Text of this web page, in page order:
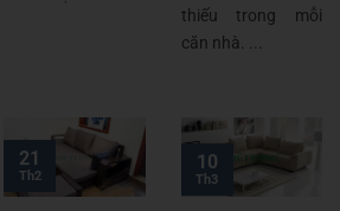
thiếu trong mỗi
căn nhà. ...
21
Th2
10
Th3